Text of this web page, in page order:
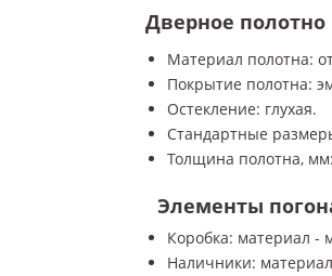
Дверное полотно
Материал полотна:
Покрытие полотна:
Остекление: глухая.
Стандартные
Толщина полотна,
Элементы
Коробка: материал -
Наличники: